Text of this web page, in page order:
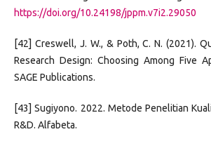
https://doi.org/10.24198/jppm.v7i2.29050
[42] Creswell, J. W., & Poth, C. N. (2021).
Research Design: Choosing Among Five
SAGE Publications.
[43] Sugiyono. 2022. Metode Penelitian
R&D. Alfabeta.